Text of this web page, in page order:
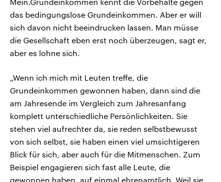
das bedingungslose Grundeinkommen. Aber er will
sich davon nicht beeindrucken lassen. Man müsse
die Gesellschaft eben erst noch überzeugen, sagt er,
aber es lohne sich.
„Wenn ich mich mit Leuten treffe, die
Grundeinkommen gewonnen haben, dann sind die
am Jahresende im Vergleich zum Jahresanfang
komplett unterschiedliche Persönlichkeiten. Sie
stehen viel aufrechter da, sie reden selbstbewusst
von sich selbst, sie haben einen viel umsichtigeren
Blick für sich, aber auch für die Mitmenschen. Zum
Beispiel engagieren sich fast alle Leute, die
gewonnen haben, auf einmal ehrenamtlich. Weil sie